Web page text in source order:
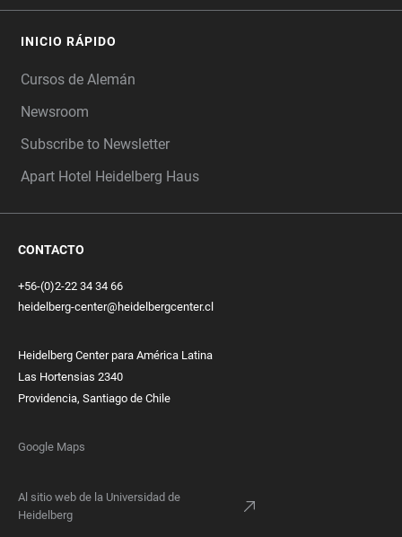
INICIO RÁPIDO
Cursos de Alemán
Newsroom
Subscribe to Newsletter
Apart Hotel Heidelberg Haus
CONTACTO
+56-(0)2-22 34 34 66
heidelberg-center@heidelbergcenter.cl
Heidelberg Center para América Latina
Las Hortensias 2340
Providencia, Santiago de Chile
Google Maps
Al sitio web de la Universidad de
Heidelberg